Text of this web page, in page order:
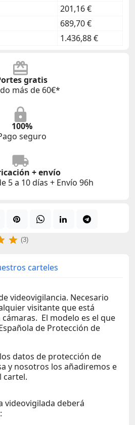
201,16 €
689,70 €
1.436,88 €
gratis
más de 60€*
100%
seguro
+ envío
5 a 10 días + Envío 96h
(3)
carteles
videovigilancia. Necesario
visitante que está
El modelo es el que
de Protección de
datos de protección de
y nosotros los añadiremos e
cartel.
videovigilada deberá